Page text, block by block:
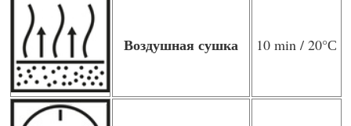
Воздушная сушка 10 min / 20°С